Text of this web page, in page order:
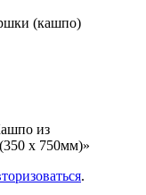
(кашпо)
из
x 750мм)»
.